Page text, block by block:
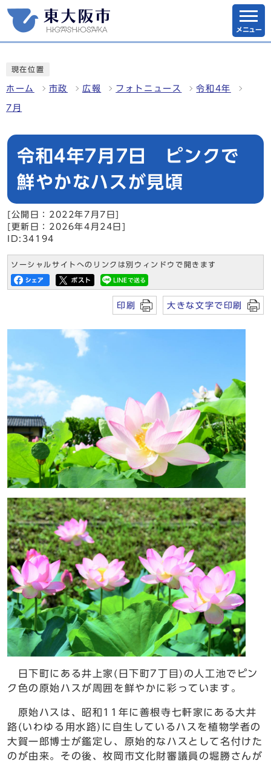
メニュー
現在位置
ホーム 市政 広報 フォトニュース 令和4年
7月
令和4年7月7日 ピンクで
鮮やかなハスが見頃
[公開日：2022年7月7日]
[更新日：2026年4月24日]
ID:34194
ソーシャルサイトへのリンクは別ウィンドウで開きます
印刷 大きな文字で印刷
日下町にある井上家(日下町7丁目)の人工池でピン
ク色の原始ハスが周囲を鮮やかに彩っています。
原始ハスは、昭和11年に善根寺七軒家にある大井
路(いわゆる用水路)に自生しているハスを植物学者の
大賀一郎博士が鑑定し、原始的なハスとして名付けた
のが由来。その後、枚岡市文化財審議員の堀勝さんが